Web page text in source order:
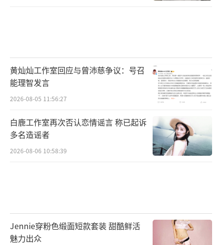
黄灿灿工作室回应与曾沛慈争议：号召
能理智发言
2026-08-05 11:56:27
白鹿工作室再次否认恋情谣言 称已起诉
多名造谣者
2026-08-06 10:58:39
Jennie穿粉色缎面短款套装 甜酷鲜活
魅力出众